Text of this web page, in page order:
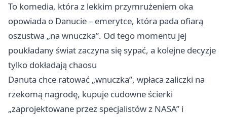
To komedia, która z lekkim przymrużeniem oka
opowiada o Danucie – emerytce, która pada ofiarą
oszustwa „na wnuczka”. Od tego momentu jej
poukładany świat zaczyna się sypać, a kolejne decyzje
tylko dokładają chaosu
Danuta chce ratować „wnuczka”, wpłaca zaliczki na
rzekomą nagrodę, kupuje cudowne ścierki
„zaprojektowane przez specjalistów z NASA” i